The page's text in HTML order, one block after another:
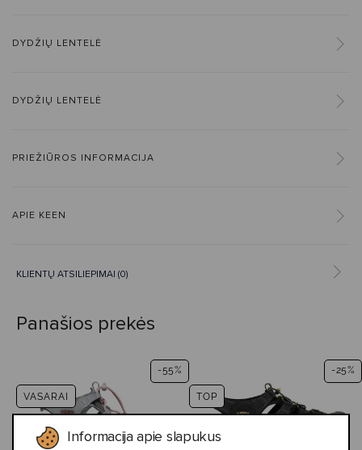
Informacija apie slapukus
DYDŽIŲ LENTELĖ
DYDŽIŲ LENTELĖ
PRIEŽIŪROS INFORMACIJA
APIE KEEN
KLIENTŲ ATSILIEPIMAI (0)
Panašios prekės
-55%
VASARAI
-25%
TOP